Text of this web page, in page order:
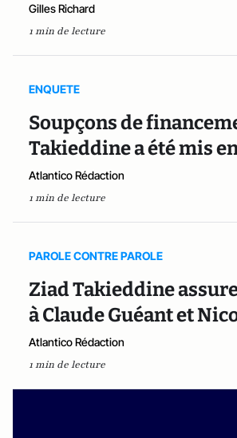
Gilles Richard
1 min de lecture
ENQUETE
Soupçons de
Takieddine a été mis
Atlantico Rédaction
1 min de lecture
PAROLE CONTRE PAROLE
Ziad Takieddine
à Claude Guéant et
Atlantico Rédaction
1 min de lecture